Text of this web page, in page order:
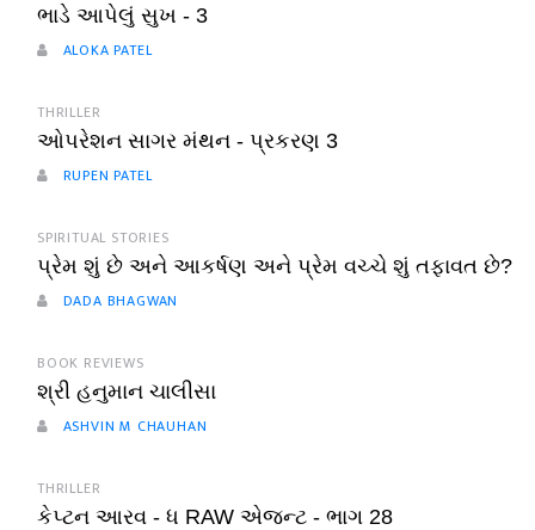
ભાડે આપેલું સુખ - 3
ALOKA PATEL
THRILLER
ઓપરેશન સાગર મંથન - પ્રકરણ 3
RUPEN PATEL
SPIRITUAL STORIES
પ્રેમ શું છે અને આકર્ષણ અને પ્રેમ વચ્ચે શું તફાવત છે?
DADA BHAGWAN
BOOK REVIEWS
શ્રી હનુમાન ચાલીસા
ASHVIN M CHAUHAN
THRILLER
કેપ્ટન આરવ - ધ RAW એજન્ટ - ભાગ 28